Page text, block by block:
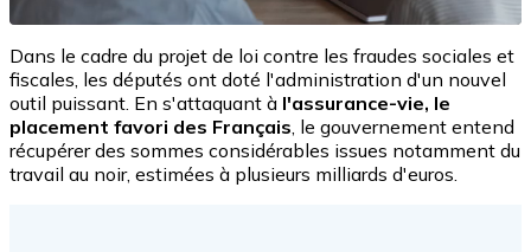
Dans le cadre du projet de loi contre les fraudes sociales et
fiscales, les députés ont doté l'administration d'un nouvel
outil puissant. En s'attaquant à l'assurance-vie, le
placement favori des Français , le gouvernement entend
récupérer des sommes considérables issues notamment du
travail au noir, estimées à plusieurs milliards d'euros.